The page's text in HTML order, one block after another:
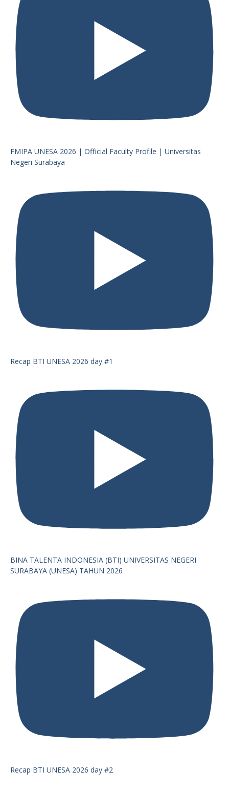
FMIPA UNESA 2026 | Official Faculty Profile | Universitas
Negeri Surabaya
Recap BTI UNESA 2026 day #1
BINA TALENTA INDONESIA (BTI) UNIVERSITAS NEGERI
SURABAYA (UNESA) TAHUN 2026
Recap BTI UNESA 2026 day #2